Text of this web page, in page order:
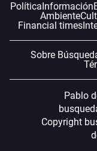
PolíticaInformación
Ambiente
Financial times
Sobre
Pablo
Copyright